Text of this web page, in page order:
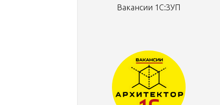
Вакансии 1С:ЗУП